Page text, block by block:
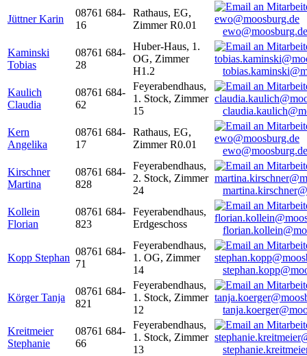
Jüttner Karin
08761 684-
16
Rathaus, EG,
Zimmer R0.01
ewo@moosburg.de
Kaminski
Tobias
08761 684-
28
Huber-Haus, 1.
OG, Zimmer
H1.2
Kaulich
Claudia
08761 684-
62
Feyerabendhaus,
1. Stock, Zimmer
15
Kern
Angelika
08761 684-
17
Rathaus, EG,
Zimmer R0.01
ewo@moosburg.de
Kirschner
Martina
08761 684-
828
Feyerabendhaus,
2. Stock, Zimmer
24
Kollein
Florian
08761 684-
823
Feyerabendhaus,
Erdgeschoss
Kopp Stephan
08761 684-
71
Feyerabendhaus,
1. OG, Zimmer
14
Körger Tanja
08761 684-
821
Feyerabendhaus,
1. Stock, Zimmer
12
Kreitmeier
Stephanie
08761 684-
66
Feyerabendhaus,
1. Stock, Zimmer
13